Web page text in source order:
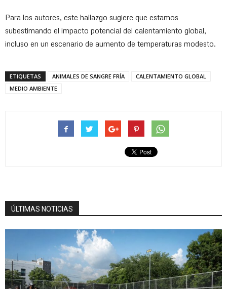
Para los autores, este hallazgo sugiere que estamos
subestimando el impacto potencial del calentamiento global,
incluso en un escenario de aumento de temperaturas modesto.
ETIQUETAS ANIMALES DE SANGRE FRÍA
CALENTAMIENTO GLOBAL
MEDIO AMBIENTE
ÚLTIMAS NOTICIAS